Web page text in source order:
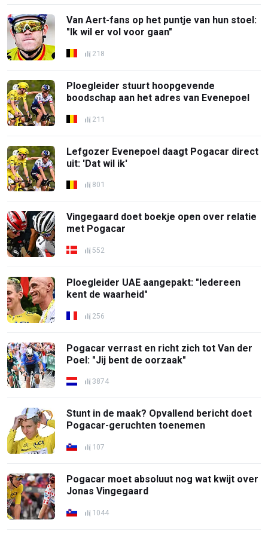
Van Aert-fans op het puntje van hun stoel:
"Ik wil er vol voor gaan"
218
Ploegleider stuurt hoopgevende
boodschap aan het adres van Evenepoel
211
Lefgozer Evenepoel daagt Pogacar direct
uit: 'Dat wil ik'
801
Vingegaard doet boekje open over relatie
met Pogacar
552
Ploegleider UAE aangepakt: "Iedereen
kent de waarheid"
256
Pogacar verrast en richt zich tot Van der
Poel: "Jij bent de oorzaak"
3874
Stunt in de maak? Opvallend bericht doet
Pogacar-geruchten toenemen
107
Pogacar moet absoluut nog wat kwijt over
Jonas Vingegaard
1044